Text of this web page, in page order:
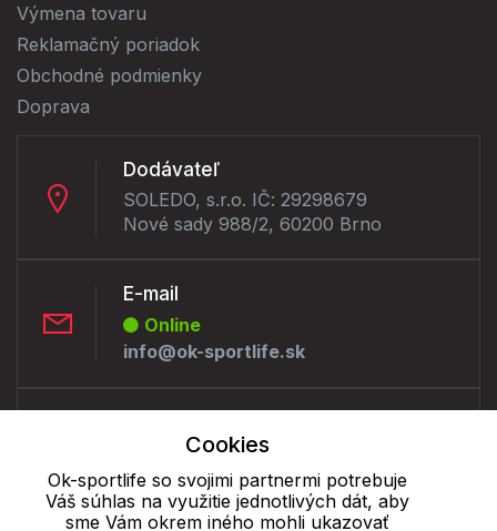
Výmena tovaru
Reklamačný poriadok
Obchodné podmienky
Doprava
Dodávateľ
SOLEDO, s.r.o. IČ: 29298679
Nové sady 988/2, 60200 Brno
E-mail
Online
info@ok-sportlife.sk
Offline
+421 277 270 090
Cookies
Ok-sportlife so svojimi partnermi potrebuje
Váš súhlas na využitie jednotlivých dát, aby
sme Vám okrem iného mohli ukazovať